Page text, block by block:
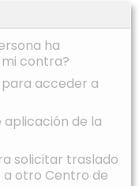
ha
contra?
acceder a
aplicación de la
solicitar traslado
otro Centro de